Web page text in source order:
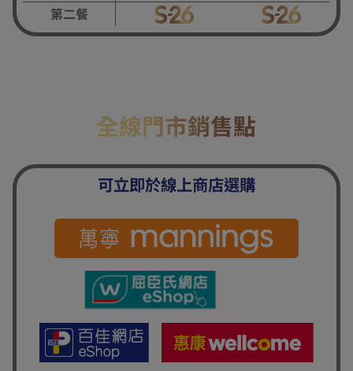
第二餐
全線門市銷售點
可立即於線上商店選購